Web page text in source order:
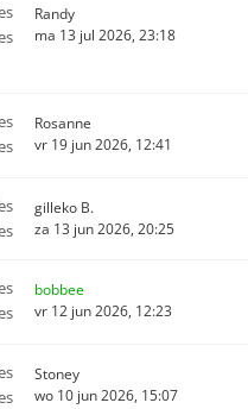
Randy
ma 13 jul 2026, 23:18
Rosanne
vr 19 jun 2026, 12:41
gilleko B.
za 13 jun 2026, 20:25
bobbee
vr 12 jun 2026, 12:23
Stoney
wo 10 jun 2026, 15:07